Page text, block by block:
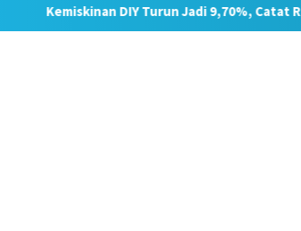
DIY Turun Jadi 9,70%, Catat Rekor